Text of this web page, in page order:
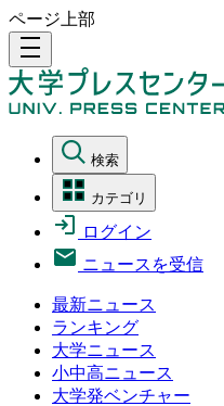
ページ上部
density_medium
検索
カテゴリ
ログイン
ニュースを受信
最新ニュース
ランキング
大学ニュース
小中高ニュース
大学発ベンチャー